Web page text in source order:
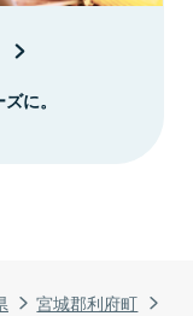
宮城郡利府町
に。